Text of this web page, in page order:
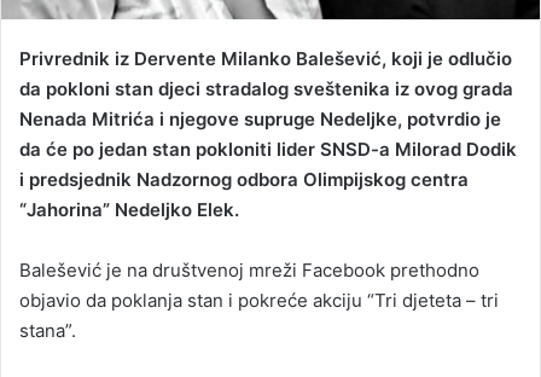
Privrednik iz Dervente Milanko Balešević, koji je odlučio
da pokloni stan djeci stradalog sveštenika iz ovog grada
Nenada Mitrića i njegove supruge Nedeljke, potvrdio je
da će po jedan stan pokloniti lider SNSD-a Milorad Dodik
i predsjednik Nadzornog odbora Olimpijskog centra
“Јahorina” Nedeljko Elek.
Balešević je na društvenoj mreži Facebook prethodno
objavio da poklanja stan i pokreće akciju “Tri djeteta – tri
stana”.